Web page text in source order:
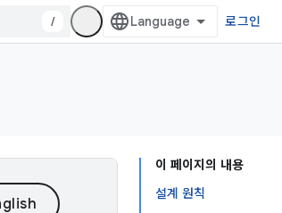
/ 로그인
이 페이지의 내용
설계 원칙